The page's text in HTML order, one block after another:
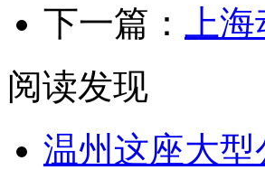
下一篇：
上
阅读发现
温州这座大